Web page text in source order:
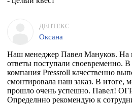
ДЕНТЕКС
Оксана
Наш менеджер Павел Мануков. На
ответы поступали своевременно. В
компания Pressroll качественно
смонтировала наш заказ. В итоге,
прошло очень успешно. Павел!
Определнно рекомендую к